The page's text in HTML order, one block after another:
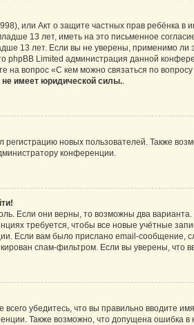
или Акт о защите частных прав ребёнка
13 лет, иметь на это письменное
13 лет. Если вы не уверены, применимо ли
phpBB Limited администрация данной
на вопрос «С кем можно связаться по
имеет юридической силы..
новых пользователей. Также
конференции.
Если они верны, то возможны два
требуется, чтобы все новые учётные
Если вам было прислано email-сообщение,
спам-фильтром. Если вы уверены, что
убедитесь, что вы правильно вводите
Также возможно, что допущена ошибка